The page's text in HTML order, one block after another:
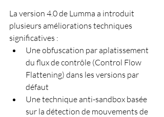
La version 4.0 de Lumma a introduit
plusieurs améliorations techniques
significatives :
Une obfuscation par aplatissement
du flux de contrôle (Control Flow
Flattening) dans les versions par
défaut
Une technique anti-sandbox basée
sur la détection de mouvements de